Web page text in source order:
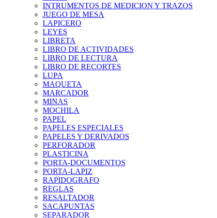
INTRUMENTOS DE MEDICION Y TRAZOS
JUEGO DE MESA
LAPICERO
LEYES
LIBRETA
LIBRO DE ACTIVIDADES
LIBRO DE LECTURA
LIBRO DE RECORTES
LUPA
MAQUETA
MARCADOR
MINAS
MOCHILA
PAPEL
PAPELES ESPECIALES
PAPELES Y DERIVADOS
PERFORADOR
PLASTICINA
PORTA-DOCUMENTOS
PORTA-LAPIZ
RAPIDOGRAFO
REGLAS
RESALTADOR
SACAPUNTAS
SEPARADOR